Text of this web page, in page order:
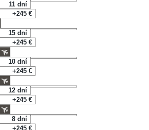
11 dní
+245 €
15 dní
+245 €
10 dní
+245 €
12 dní
+245 €
8 dní
+245 €